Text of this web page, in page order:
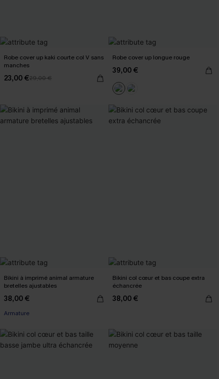
Robe cover up kaki courte col V sans
manches
23,00 €29,00 €
Robe cover up longue rouge
39,00 €
Bikini à imprimé animal armature
bretelles ajustables
38,00 €
Armature
Bikini col cœur et bas coupe extra
échancrée
38,00 €